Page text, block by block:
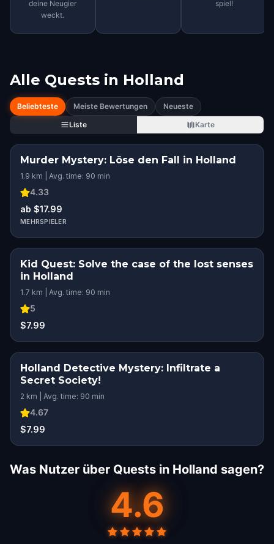
deine Neugier
weckt.
spiel!
Alle Quests in Holland
Beliebteste Meiste Bewertungen
Neueste
Liste
Karte
Murder Mystery: Löse den Fall in Holland
1.9 km | Avg. time: 90 min
4.33
ab $17.99
MEHRSPIELER
Kid Quest: Solve the case of the lost senses
in Holland
1.7 km | Avg. time: 90 min
5
$7.99
Holland Detective Mystery: Infiltrate a
Secret Society!
2 km | Avg. time: 90 min
4.67
$7.99
Was Nutzer über Quests in Holland sagen?
4.6